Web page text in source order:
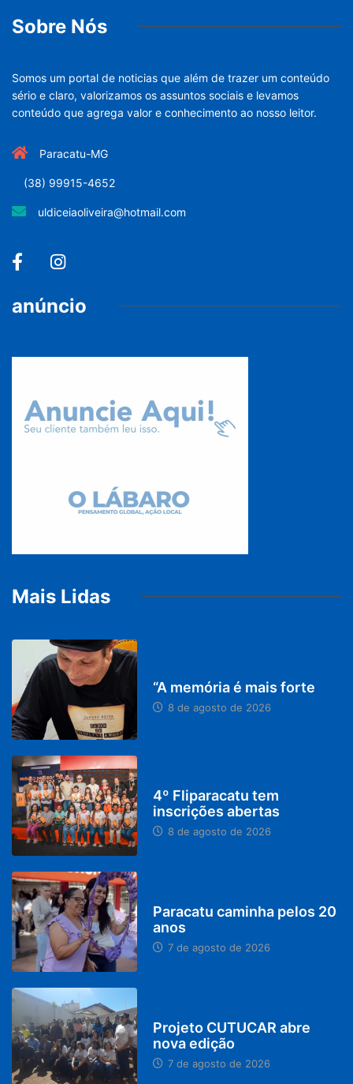
Sobre Nós
Somos um portal de noticias que além de trazer um conteúdo
sério e claro, valorizamos os assuntos sociais e levamos
conteúdo que agrega valor e conhecimento ao nosso leitor.
Paracatu-MG
(38) 99915-4652
uldiceiaoliveira@hotmail.com
anúncio
Mais Lidas
“A memória é mais forte
8 de agosto de 2026
4º Fliparacatu tem
inscrições abertas
8 de agosto de 2026
Paracatu caminha pelos 20
anos
7 de agosto de 2026
Projeto CUTUCAR abre
nova edição
7 de agosto de 2026